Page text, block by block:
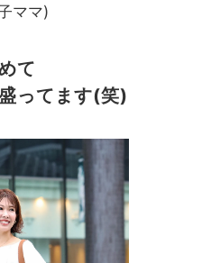
ママ)
て
ってます(笑)